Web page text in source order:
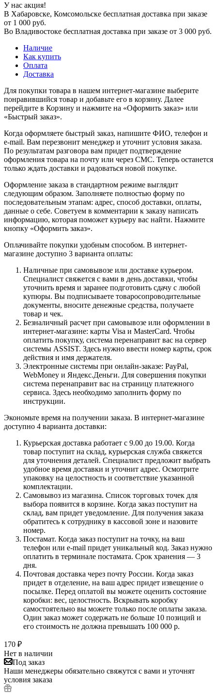
У нас акция!
В Хабаровске, Комсомольске бесплатная доставка при заказе
от 1 000 руб.
Во Владивостоке бесплатная доставка при заказе от 3 000 руб.
Наличие
Как купить
Оплата
Доставка
Для покупки товара в нашем интернет-магазине выберите
понравившийся товар и добавьте его в корзину. Далее
перейдите в Корзину и нажмите на «Оформить заказ» или
«Быстрый заказ».
Когда оформляете быстрый заказ, напишите ФИО, телефон и
e-mail. Вам перезвонит менеджер и уточнит условия заказа.
По результатам разговора вам придет подтверждение
оформления товара на почту или через СМС. Теперь останется
только ждать доставки и радоваться новой покупке.
Оформление заказа в стандартном режиме выглядит
следующим образом. Заполняете полностью форму по
последовательным этапам: адрес, способ доставки, оплаты,
данные о себе. Советуем в комментарии к заказу написать
информацию, которая поможет курьеру вас найти. Нажмите
кнопку «Оформить заказ».
Оплачивайте покупки удобным способом. В интернет-
магазине доступно 3 варианта оплаты:
Наличные при самовывозе или доставке курьером.
Специалист свяжется с вами в день доставки, чтобы
уточнить время и заранее подготовить сдачу с любой
купюры. Вы подписываете товаросопроводительные
документы, вносите денежные средства, получаете
товар и чек.
Безналичный расчет при самовывозе или оформлении в
интернет-магазине: карты Visa и MasterCard. Чтобы
оплатить покупку, система перенаправит вас на сервер
системы ASSIST. Здесь нужно ввести номер карты, срок
действия и имя держателя.
Электронные системы при онлайн-заказе: PayPal,
WebMoney и Яндекс.Деньги. Для совершения покупки
система перенаправит вас на страницу платежного
сервиса. Здесь необходимо заполнить форму по
инструкции.
Экономьте время на получении заказа. В интернет-магазине
доступно 4 варианта доставки:
Курьерская доставка работает с 9.00 до 19.00. Когда
товар поступит на склад, курьерская служба свяжется
для уточнения деталей. Специалист предложит выбрать
удобное время доставки и уточнит адрес. Осмотрите
упаковку на целостность и соответствие указанной
комплектации.
Самовывоз из магазина. Список торговых точек для
выбора появится в корзине. Когда заказ поступит на
склад, вам придет уведомление. Для получения заказа
обратитесь к сотруднику в кассовой зоне и назовите
номер.
Постамат. Когда заказ поступит на точку, на ваш
телефон или e-mail придет уникальный код. Заказ нужно
оплатить в терминале постамата. Срок хранения — 3
дня.
Почтовая доставка через почту России. Когда заказ
придет в отделение, на ваш адрес придет извещение о
посылке. Перед оплатой вы можете оценить состояние
коробки: вес, целостность. Вскрывать коробку
самостоятельно вы можете только после оплаты заказа.
Один заказ может содержать не больше 10 позиций и
его стоимость не должна превышать 100 000 р.
170 ₽
Нет в наличии
Под заказ
Наши менеджеры обязательно свяжутся с вами и уточнят
условия заказа